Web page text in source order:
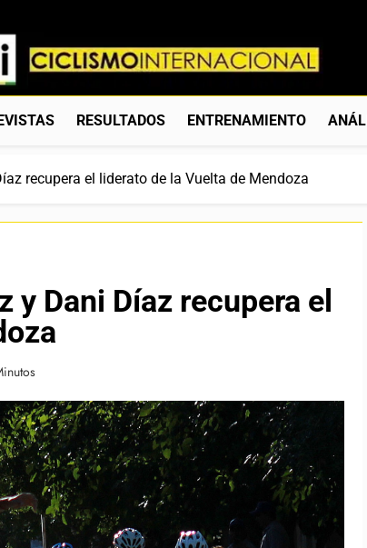
Internacional
Al Ciclismo Mundial. Entrevistas, Análisis,
RESULTADOS ENTRENAMIENTO
recupera el liderato de la Vuelta de Mendoza
y Dani Díaz recupera el